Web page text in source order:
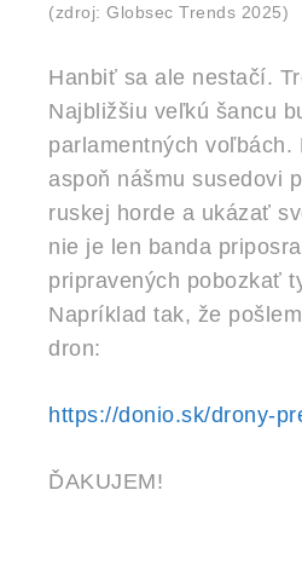
(zdroj: Globsec Trends 2025)
Hanbiť sa ale nestačí.
Najbližšiu veľkú šancu
parlamentných voľbách.
aspoň nášmu susedovi
ruskej horde a ukázať
nie je len banda
pripravených pobozkať
Napríklad tak, že
dron:
https://donio.sk/drony-
ĎAKUJEM!